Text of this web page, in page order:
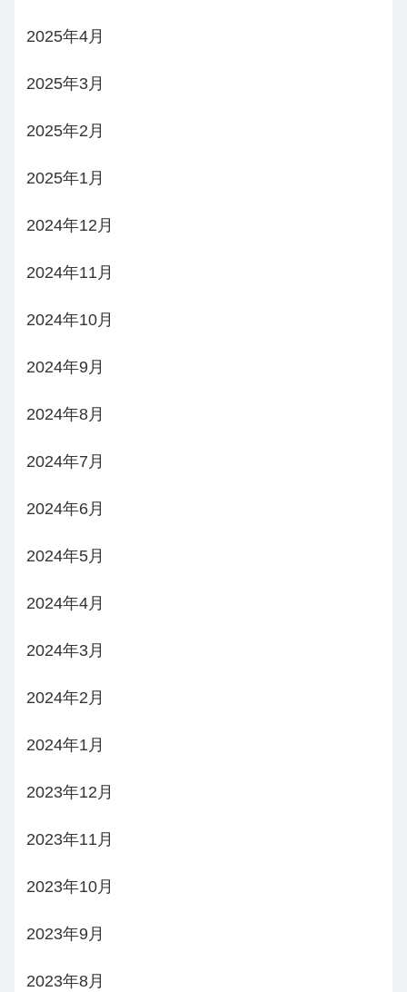
2025年4月
2025年3月
2025年2月
2025年1月
2024年12月
2024年11月
2024年10月
2024年9月
2024年8月
2024年7月
2024年6月
2024年5月
2024年4月
2024年3月
2024年2月
2024年1月
2023年12月
2023年11月
2023年10月
2023年9月
2023年8月